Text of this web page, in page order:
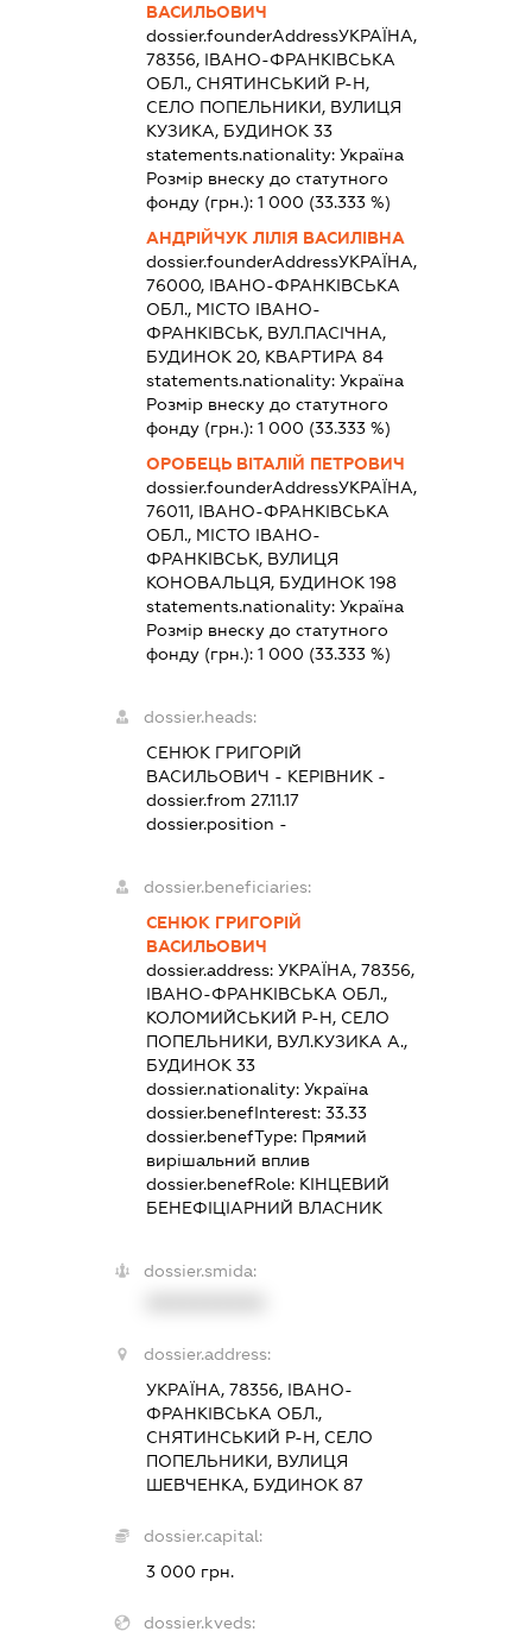
ВАСИЛЬОВИЧ
dossier.founderAddressУКРАЇНА,
78356, ІВАНО-ФРАНКІВСЬКА
ОБЛ., СНЯТИНСЬКИЙ Р-Н,
СЕЛО ПОПЕЛЬНИКИ, ВУЛИЦЯ
КУЗИКА, БУДИНОК 33
statements.nationality: Україна
Розмір внеску до статутного
фонду (грн.): 1 000 (33.333 %)
АНДРІЙЧУК ЛІЛІЯ ВАСИЛІВНА
dossier.founderAddressУКРАЇНА,
76000, ІВАНО-ФРАНКІВСЬКА
ОБЛ., МІСТО ІВАНО-
ФРАНКІВСЬК, ВУЛ.ПАСІЧНА,
БУДИНОК 20, КВАРТИРА 84
statements.nationality: Україна
Розмір внеску до статутного
фонду (грн.): 1 000 (33.333 %)
ОРОБЕЦЬ ВІТАЛІЙ ПЕТРОВИЧ
dossier.founderAddressУКРАЇНА,
76011, ІВАНО-ФРАНКІВСЬКА
ОБЛ., МІСТО ІВАНО-
ФРАНКІВСЬК, ВУЛИЦЯ
КОНОВАЛЬЦЯ, БУДИНОК 198
statements.nationality: Україна
Розмір внеску до статутного
фонду (грн.): 1 000 (33.333 %)
dossier.heads:
СЕНЮК ГРИГОРІЙ
ВАСИЛЬОВИЧ - КЕРІВНИК -
dossier.from 27.11.17
dossier.position -
dossier.beneficiaries:
СЕНЮК ГРИГОРІЙ
ВАСИЛЬОВИЧ
dossier.address: УКРАЇНА, 78356,
ІВАНО-ФРАНКІВСЬКА ОБЛ.,
КОЛОМИЙСЬКИЙ Р-Н, СЕЛО
ПОПЕЛЬНИКИ, ВУЛ.КУЗИКА А.,
БУДИНОК 33
dossier.nationality: Україна
dossier.benefInterest: 33.33
dossier.benefType: Прямий
вирішальний вплив
dossier.benefRole: КІНЦЕВИЙ
БЕНЕФІЦІАРНИЙ ВЛАСНИК
dossier.smida:
dossier.address:
УКРАЇНА, 78356, ІВАНО-
ФРАНКІВСЬКА ОБЛ.,
СНЯТИНСЬКИЙ Р-Н, СЕЛО
ПОПЕЛЬНИКИ, ВУЛИЦЯ
ШЕВЧЕНКА, БУДИНОК 87
dossier.capital:
3 000 грн.
dossier.kveds: